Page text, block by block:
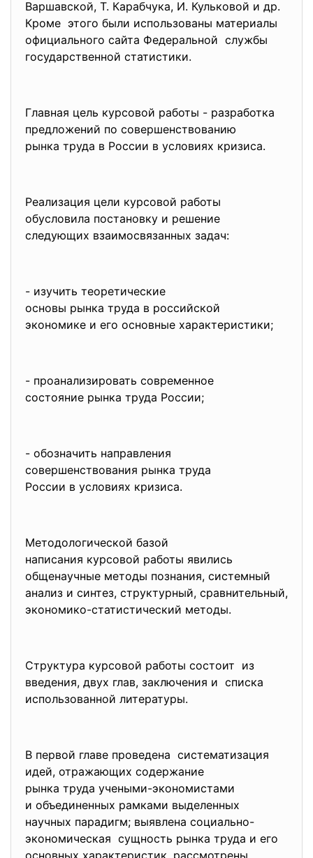
Варшавской, Т. Карабчука, И. Кульковой и др.
Кроме этого были использованы материалы
официального сайта Федеральной службы
государственной статистики.
Главная цель курсовой работы - разработка
предложений по совершенствованию
рынка труда в России в условиях кризиса.
Реализация цели курсовой работы
обусловила постановку и решение
следующих взаимосвязанных задач:
- изучить теоретические
основы рынка труда в российской
экономике и его основные характеристики;
- проанализировать современное
состояние рынка труда России;
- обозначить направления
совершенствования рынка труда
России в условиях кризиса.
Методологической базой
написания курсовой работы явились
общенаучные методы познания, системный
анализ и синтез, структурный, сравнительный,
экономико-статистический методы.
Структура курсовой работы состоит из
введения, двух глав, заключения и списка
использованной литературы.
В первой главе проведена систематизация
идей, отражающих содержание
рынка труда учеными-экономистами
и объединенных рамками выделенных
научных парадигм; выявлена социально-
экономическая сущность рынка труда и его
основных характеристик, рассмотрены